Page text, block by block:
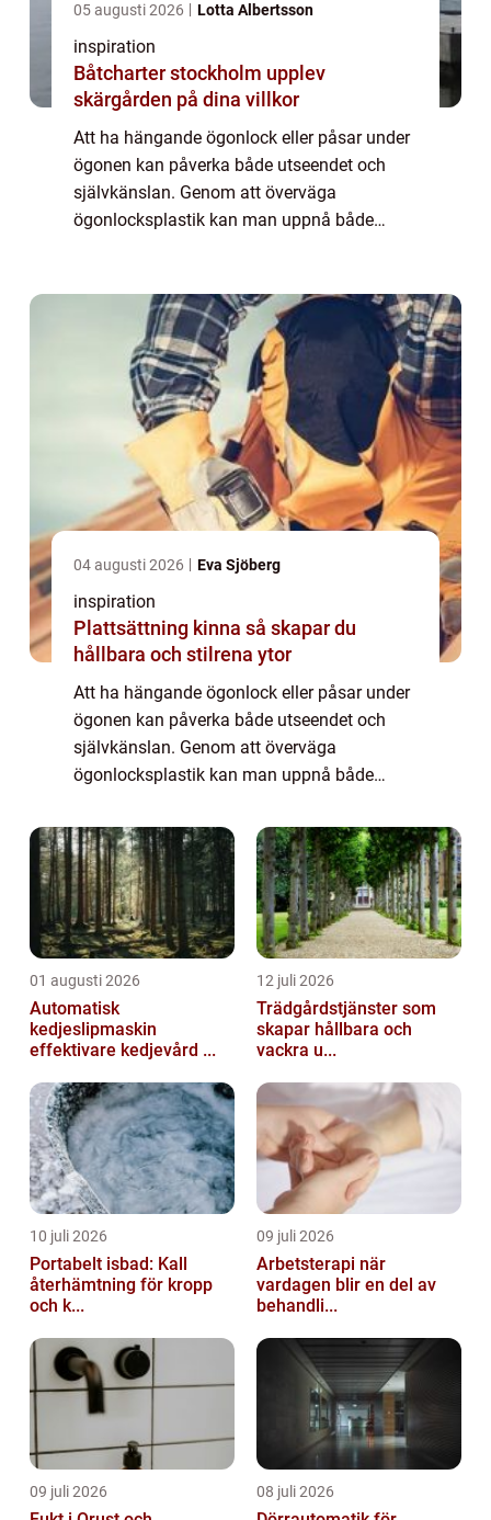
05 augusti 2026 Lotta Albertsson
inspiration
Båtcharter stockholm upplev
skärgården på dina villkor
Att ha hängande ögonlock eller påsar under
ögonen kan påverka både utseendet och
självkänslan. Genom att överväga
ögonlocksplastik kan man uppnå både
04 augusti 2026 Eva Sjöberg
inspiration
Plattsättning kinna så skapar du
hållbara och stilrena ytor
Att ha hängande ögonlock eller påsar under
ögonen kan påverka både utseendet och
självkänslan. Genom att överväga
ögonlocksplastik kan man uppnå både
01 augusti 2026
Automatisk
kedjeslipmaskin
effektivare kedjevård ...
12 juli 2026
Trädgårdstjänster som
skapar hållbara och
vackra u...
10 juli 2026
Portabelt isbad: Kall
återhämtning för kropp
och k...
09 juli 2026
Arbetsterapi när
vardagen blir en del av
behandli...
09 juli 2026 08 juli 2026